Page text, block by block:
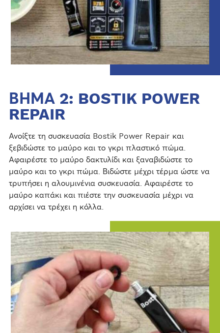
ΒΗΜΑ 2: BOSTIK POWER
REPAIR
Ανοίξτε τη συσκευασία Bostik Power Repair και
ξεβιδώστε το μαύρο και το γκρι πλαστικό πώμα.
Αφαιρέστε το μαύρο δακτυλίδι και ξαναβιδώστε το
μαύρο και το γκρι πώμα. Βιδώστε μέχρι τέρμα ώστε να
τρυπήσει η αλουμινένια συσκευασία. Αφαιρέστε το
μαύρο καπάκι και πιέστε την συσκευασία μέχρι να
αρχίσει να τρέχει η κόλλα.